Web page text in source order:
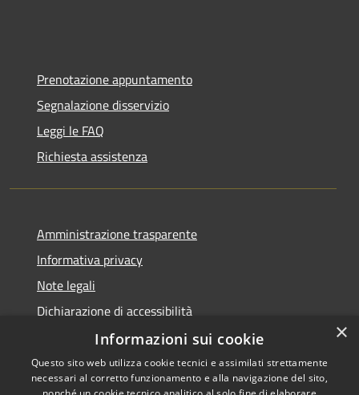
Prenotazione appuntamento
Segnalazione disservizio
Leggi le FAQ
Richiesta assistenza
Amministrazione trasparente
Informativa privacy
Note legali
Dichiarazione di accessibilità
Copyright © 2026 • Comune di
×
Informazioni sui cookie
Questo sito web utilizza cookie tecnici e assimilati strettamente
necessari al corretto funzionamento e alla navigazione del sito,